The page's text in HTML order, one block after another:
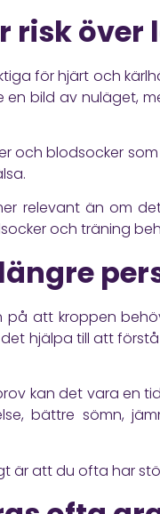
risk över
för hjärt och
bild av nuläget,
och blodsocker
relevant än om
och träning
på att kroppen
det hjälpa till att
kan det vara
bättre sömn,
är att du ofta har